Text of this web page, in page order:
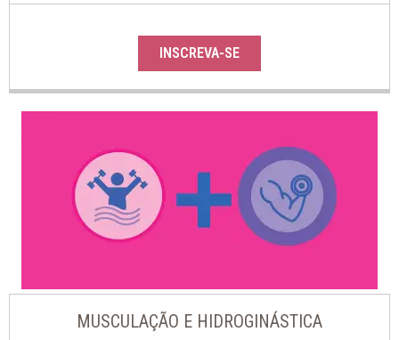
INSCREVA-SE
MUSCULAÇÃO E HIDROGINÁSTICA